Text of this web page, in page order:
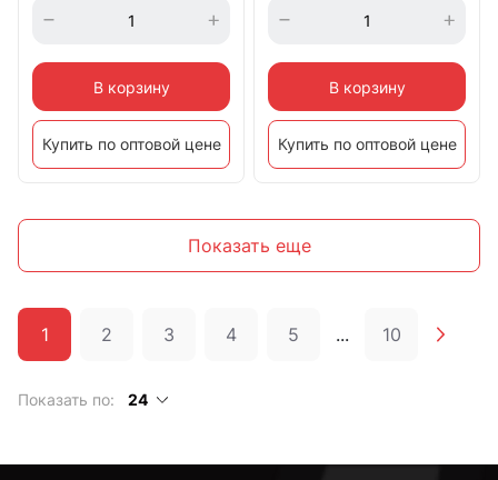
В корзину
Купить по оптовой цене
В корзину
Купить по оптовой цене
Показать еще
1 2 3 4 5 ... 10
Показать по: 24